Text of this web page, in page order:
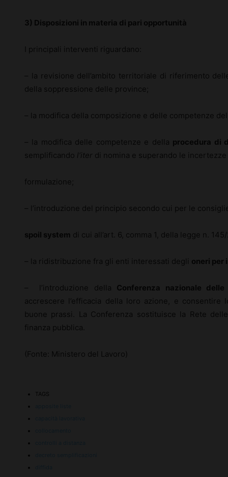
3) Disposizioni in materia di pari opportunità
I principali interventi riguardano:
– la revisione dell’ambito territoriale di riferimento
della soppressione delle province;
– la modifica della composizione e delle competenze
– la modifica delle competenze e della procedura di
semplificando l’iter di nomina e superando le
formulazione;
– l’introduzione del principio secondo cui per le
spoil system di cui all’art. 6, comma 1, della legge n.
– la ridistribuzione fra gli enti interessati degli oneri per
– l’introduzione della Conferenza nazionale delle
accrescere l’efficacia della loro azione, e
buone prassi. La Conferenza sostituisce la Rete
finanza pubblica.
(Fonte: Ministero del Lavoro)
TAGS